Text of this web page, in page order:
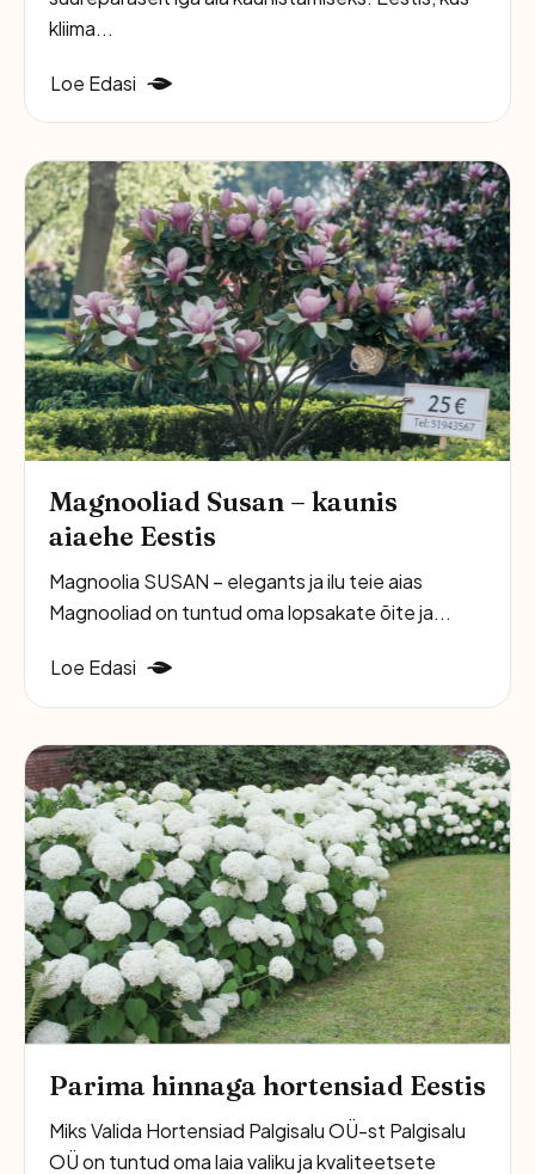
kliima...
Loe Edasi
Magnooliad Susan – kaunis
aiaehe Eestis
Magnoolia SUSAN – elegants ja ilu teie aias
Magnooliad on tuntud oma lopsakate õite ja...
Loe Edasi
Parima hinnaga hortensiad Eestis
Miks Valida Hortensiad Palgisalu OÜ-st Palgisalu
OÜ on tuntud oma laia valiku ja kvaliteetsete